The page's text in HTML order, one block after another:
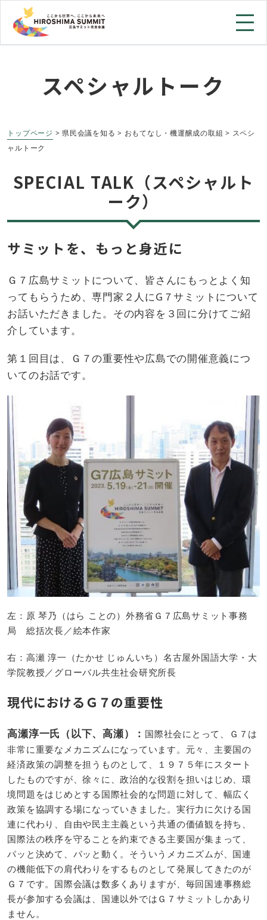
スペシャルトーク
トップページ > 県民会議を知る > おもてなし・機運醸成の取組 > スペシ
ャルトーク
SPECIAL TALK （スペシャルト
ーク）
サミットを、もっと身近に
Ｇ７広島サミットについて、皆さんにもっとよく知
ってもらうため、専門家２人にG７サミットについて
お話いただきました。その内容を３回に分けてご紹
介しています。
第１回目は、Ｇ７の重要性や広島での開催意義につ
いてのお話です。​
左：原 琴乃（はら ことの）外務省Ｇ７広島サミット事務
局 総括次長／絵本作家
​右：高瀬 淳一（たかせ じゅんいち）名古屋外国語大学・大
学院教授／グローバル共生社会研究所長
現代におけるＧ７の重要性
高瀬淳一氏（以下、高瀬）： 国際社会にとって、Ｇ７は
非常に重要なメカニズムになっています。元々、主要国の
経済政策の調整を担うものとして、１９７５年にスタート
したものですが、徐々に、政治的な役割を担いはじめ、環
境問題をはじめとする国際社会的な問題に対して、幅広く
政策を協調する場になっていきました。実行力に欠ける国
連に代わり、自由や民主主義という共通の価値観を持ち、
国際法の秩序を守ることを約束できる主要国が集まって、
パッと決めて、パッと動く。そういうメカニズムが、国連
の機能低下の肩代わりをするものとして発展してきたのが
Ｇ７です。国際会議は数多くありますが、毎回国連事務総
長が参加する会議は、国連以外ではＧ７サミットしかあり
ません。